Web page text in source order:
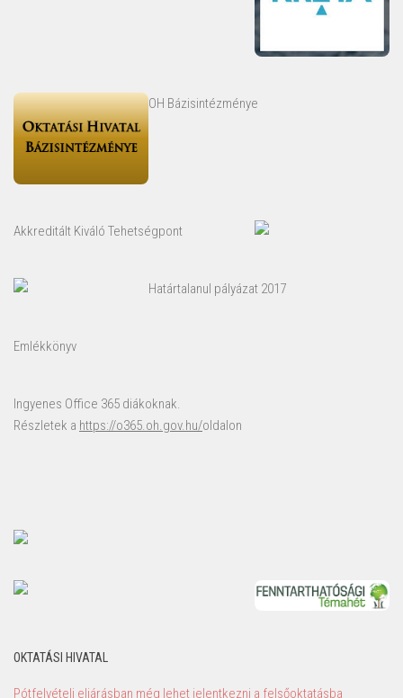
OH Bázisintézménye
Akkreditált Kiváló Tehetségpont
Határtalanul pályázat 2017
Emlékkönyv
Ingyenes Office 365 diákoknak.
Részletek a https://o365.oh.gov.hu/oldalon
OKTATÁSI HIVATAL
Pótfelvételi eljárásban még lehet jelentkezni a felsőoktatásba